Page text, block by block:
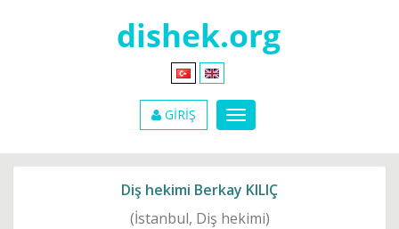
GİRİŞ
Diş hekimi Berkay KILIÇ
(İstanbul, Diş hekimi)